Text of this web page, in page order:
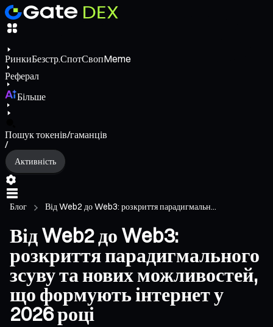
РинкиБезстр.СпотСвопMeme
Реферал
Більше
Пошук токенів/гаманців
/
Активність
Блог Від Web2 до Web3: розкриття парадигмальн...
Від Web2 до Web3:
розкриття парадигмального
зсуву та нових можливостей,
що формують інтернет у
2026 році